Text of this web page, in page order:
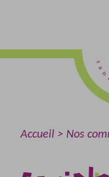
contenu
menu
Accueil Nos